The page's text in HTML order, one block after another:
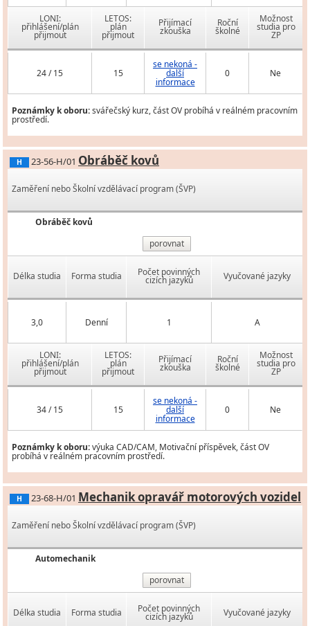
LONI:
přihlášení/plán
přijmout
LETOS:
plán
přijmout
Přijímací
zkouška
Roční
školné
Možnost
studia pro
ZP
24 / 15 15
se nekoná -
další
informace
0 Ne
Poznámky k oboru:svářečský kurz, část OV probíhá v reálném pracovním
prostředí.
H 23-56-H/01 Obráběč kovů
Zaměření nebo Školní vzdělávací program (ŠVP)
Obráběč kovů
porovnat
Délka studia Forma studia Počet povinných
cizích jazyků Vyučované jazyky
3,0 Denní 1 A
LONI:
přihlášení/plán
přijmout
LETOS:
plán
přijmout
Přijímací
zkouška
Roční
školné
Možnost
studia pro
ZP
34 / 15 15
se nekoná -
další
informace
0 Ne
Poznámky k oboru:výuka CAD/CAM, Motivační příspěvek, část OV
probíhá v reálném pracovním prostředí.
H 23-68-H/01 Mechanik opravář motorových vozidel
Zaměření nebo Školní vzdělávací program (ŠVP)
Automechanik
porovnat
Délka studia Forma studia Počet povinných
cizích jazyků Vyučované jazyky